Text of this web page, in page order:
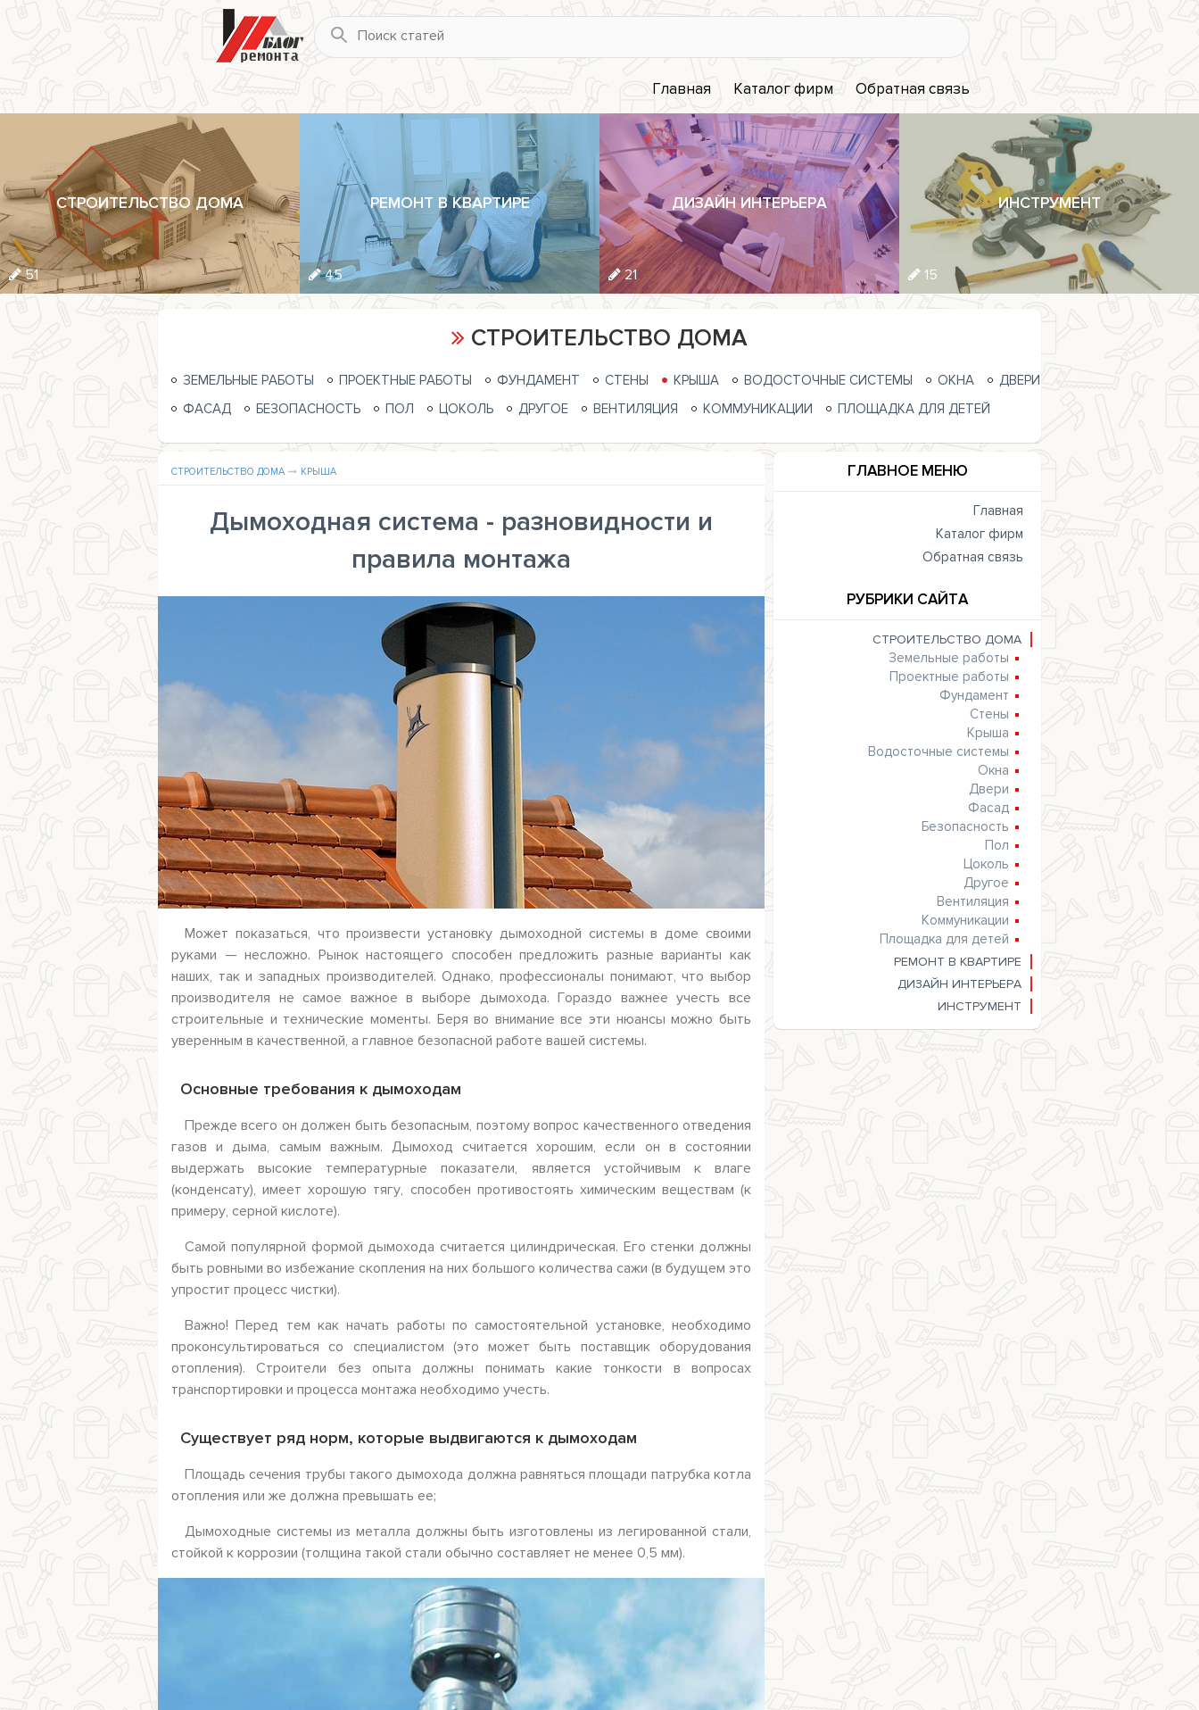
Обратная связь
Каталог фирм
Главная
СТРОИТЕЛЬСТВО ДОМА
51
РЕМОНТ В КВАРТИРЕ
45
ДИЗАЙН ИНТЕРЬЕРА
21
ИНСТРУМЕНТ
15
СТРОИТЕЛЬСТВО ДОМА
ЗЕМЕЛЬНЫЕ РАБОТЫ ПРОЕКТНЫЕ РАБОТЫ ФУНДАМЕНТ СТЕНЫ КРЫША ВОДОСТОЧНЫЕ СИСТЕМЫ ОКНА
ДВЕРИ
ФАСАД
БЕЗОПАСНОСТЬ ПОЛ ЦОКОЛЬ ДРУГОЕ ВЕНТИЛЯЦИЯ КОММУНИКАЦИИ ПЛОЩАДКА ДЛЯ ДЕТЕЙ
СТРОИТЕЛЬСТВО ДОМА КРЫША
Дымоходная система - разновидности и
правила монтажа
Может показаться, что произвести установку дымоходной системы в доме своими
руками — несложно. Рынок настоящего способен предложить разные варианты как
наших, так и западных производителей. Однако, профессионалы понимают, что выбор
производителя не самое важное в выборе дымохода. Гораздо важнее учесть все
строительные и технические моменты. Беря во внимание все эти нюансы можно быть
уверенным в качественной, а главное безопасной работе вашей системы.
Основные требования к дымоходам
Прежде всего он должен быть безопасным, поэтому вопрос качественного отведения
газов и дыма, самым важным. Дымоход считается хорошим, если он в состоянии
выдержать высокие температурные показатели, является устойчивым к влаге
(конденсату), имеет хорошую тягу, способен противостоять химическим веществам (к
примеру, серной кислоте).
Самой популярной формой дымохода считается цилиндрическая. Его стенки должны
быть ровными во избежание скопления на них большого количества сажи (в будущем это
упростит процесс чистки).
Важно! Перед тем как начать работы по самостоятельной установке, необходимо
проконсультироваться со специалистом (это может быть поставщик оборудования
отопления). Строители без опыта должны понимать какие тонкости в вопросах
транспортировки и процесса монтажа необходимо учесть.
Существует ряд норм, которые выдвигаются к дымоходам
Площадь сечения трубы такого дымохода должна равняться площади патрубка котла
отопления или же должна превышать ее;
Дымоходные системы из металла должны быть изготовлены из легированной стали,
стойкой к коррозии (толщина такой стали обычно составляет не менее 0,5 мм).
ГЛАВНОЕ МЕНЮ
Главная
Каталог фирм
Обратная связь
РУБРИКИ САЙТА
СТРОИТЕЛЬСТВО ДОМА
Земельные работы
Проектные работы
Фундамент
Стены
Крыша
Водосточные системы
Окна
Двери
Фасад
Безопасность
Пол
Цоколь
Другое
Вентиляция
Коммуникации
Площадка для детей
РЕМОНТ В КВАРТИРЕ
ДИЗАЙН ИНТЕРЬЕРА
ИНСТРУМЕНТ